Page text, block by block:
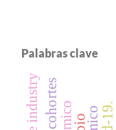
Palabras clave
cohortes